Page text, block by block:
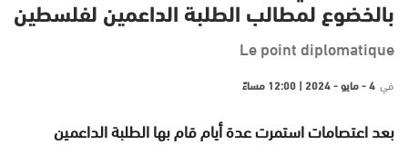
بالخضوع لمطالب الطلبة الداعمين لفلسطين
Le point diplomatique
في 4 - مايو - 2024 | 12:00 مساءً
بعد اعتصامات استمرت عدة أيام قام بها الطلبة الداعمين